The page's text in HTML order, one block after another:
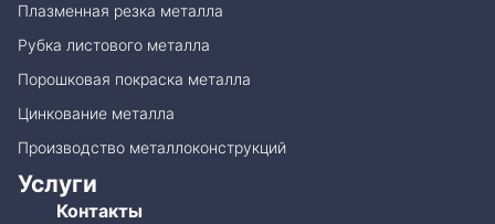
Плазменная резка металла
Рубка листового металла
Порошковая покраска металла
Цинкование металла
Производство металлоконструкций
Услуги
Контакты